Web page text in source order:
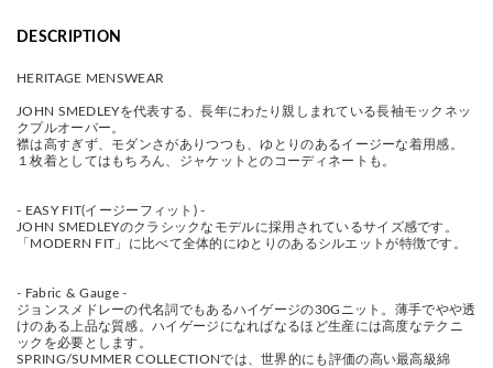
DESCRIPTION
HERITAGE MENSWEAR
JOHN SMEDLEYを代表する、長年にわたり親しまれている長袖モックネッ
クプルオーバー。
襟は高すぎず、モダンさがありつつも、ゆとりのあるイージーな着用感。
１枚着としてはもちろん、ジャケットとのコーディネートも。
- EASY FIT(イージーフィット) -
JOHN SMEDLEYのクラシックなモデルに採用されているサイズ感です。
「MODERN FIT」に比べて全体的にゆとりのあるシルエットが特徴です。
- Fabric & Gauge -
ジョンスメドレーの代名詞でもあるハイゲージの30Gニット。薄手でやや透
けのある上品な質感。ハイゲージになればなるほど生産には高度なテクニ
ックを必要とします。
SPRING/SUMMER COLLECTIONでは、世界的にも評価の高い最高級綿